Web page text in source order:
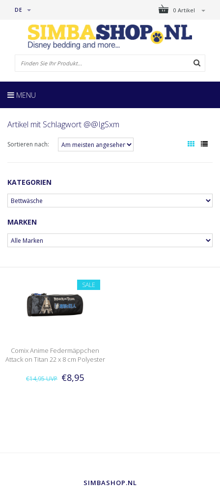
0 Artikel
DE
MENU
Artikel mit Schlagwort @@IgSxm
Sortieren nach:
KATEGORIEN
MARKEN
SALE
Comix Anime Federmäppchen
Attack on Titan 22 x 8 cm Polyester
€14,95UVP €8,95
SIMBASHOP.NL